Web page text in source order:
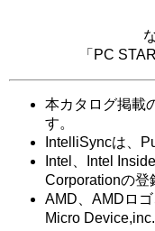
「PC
本カタログ掲載
す。
IntelliSyncは、
Intel、Intel
Corporationの登
AMD、AMDロ
Micro